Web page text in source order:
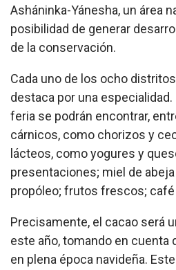
Asháninka-Yánesha, un área
posibilidad de generar
de la conservación.
Cada uno de los ocho
destaca por una especialidad.
feria se podrán encontrar,
cárnicos, como chorizos y
lácteos, como yogures y
presentaciones; miel de
propóleo; frutos frescos; café
Precisamente, el cacao será
este año, tomando en cuenta
en plena época navideña.